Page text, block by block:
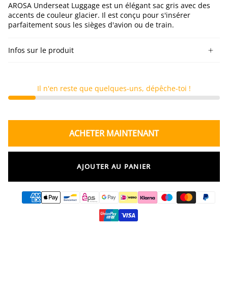
AROSA Underseat Luggage est un élégant sac gris avec des
accents de couleur glacier. Il est conçu pour s'insérer
parfaitement sous les sièges d'avion ou de train.
Infos sur le produit
Il n'en reste que quelques-uns, dépêche-toi !
ACHETER MAINTENANT
AJOUTER AU PANIER